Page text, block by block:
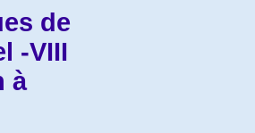
de
-VIII
à